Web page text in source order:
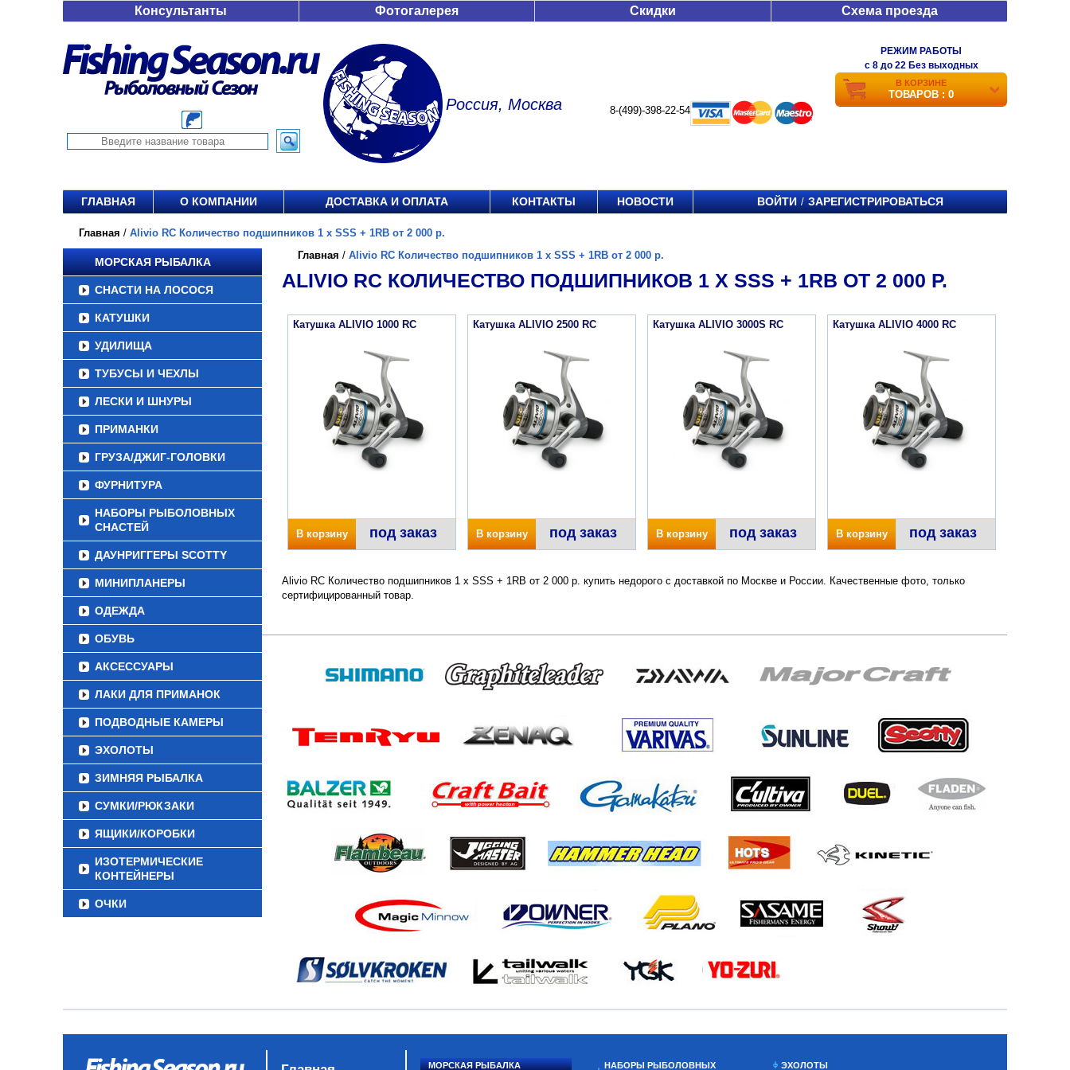
Консультанты Фотогалерея Скидки Схема проезда
Россия, Москва 8-(499)-398-22-54
РЕЖИМ РАБОТЫ
c 8 до 22 Без выходных
В КОРЗИНЕ
ТОВАРОВ : 0
ГЛАВНАЯ О КОМПАНИИ ДОСТАВКА И ОПЛАТА КОНТАКТЫ НОВОСТИ ВОЙТИ / ЗАРЕГИСТРИРОВАТЬСЯ
Главная / Alivio RC Количество подшипников 1 х SSS + 1RB от 2 000 р.
МОРСКАЯ РЫБАЛКА
СНАСТИ НА ЛОСОСЯ
КАТУШКИ
УДИЛИЩА
ТУБУСЫ И ЧЕХЛЫ
ЛЕСКИ И ШНУРЫ
ПРИМАНКИ
ГРУЗА/ДЖИГ-ГОЛОВКИ
ФУРНИТУРА
НАБОРЫ РЫБОЛОВНЫХ
СНАСТЕЙ
ДАУНРИГГЕРЫ SCOTTY
МИНИПЛАНЕРЫ
ОДЕЖДА
ОБУВЬ
АКСЕССУАРЫ
ЛАКИ ДЛЯ ПРИМАНОК
ПОДВОДНЫЕ КАМЕРЫ
ЭХОЛОТЫ
ЗИМНЯЯ РЫБАЛКА
СУМКИ/РЮКЗАКИ
ЯЩИКИ/КОРОБКИ
ИЗОТЕРМИЧЕСКИЕ
КОНТЕЙНЕРЫ
ОЧКИ
Главная / Alivio RC Количество подшипников 1 х SSS + 1RB от 2 000 р.
ALIVIO RC КОЛИЧЕСТВО ПОДШИПНИКОВ 1 Х SSS + 1RB ОТ 2 000 Р.
Катушка ALIVIO 1000 RC
В корзину под заказ
Катушка ALIVIO 2500 RC
В корзину под заказ
Катушка ALIVIO 3000S RC
В корзину под заказ
Катушка ALIVIO 4000 RC
В корзину под заказ
Alivio RC Количество подшипников 1 х SSS + 1RB от 2 000 р. купить недорого с доставкой по Москве и России. Качественные фото, только
сертифицированный товар.
МОРСКАЯ РЫБАЛКА НАБОРЫ РЫБОЛОВНЫХ ЭХОЛОТЫ